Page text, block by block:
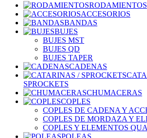
RODAMIENTOS
ACCESORIOS
BANDAS
BUJES
BUJES MST
BUJES QD
BUJES TAPER
CADENAS
SPROCKETS
CHUMACERAS
COPLES
COPLES DE CADENA Y
COPLES DE MORDAZA Y
COPLES Y ELEMENTOS
POLEAS